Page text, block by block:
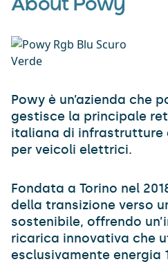
About Powy
Powy è un’azienda che
gestisce la principale
italiana di infrastrutture
per veicoli elettrici.
Fondata a Torino nel
della transizione verso
sostenibile, offrendo
ricarica innovativa che
esclusivamente energia